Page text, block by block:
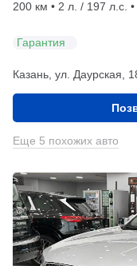
200 км • 2 л. / 197 л.с.
Гарантия
Казань, ул. Даурская,
Еще 5 похожих авто